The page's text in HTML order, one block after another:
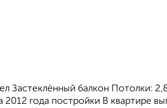
Застеклённый балкон Потолки:
года постройки В квартире